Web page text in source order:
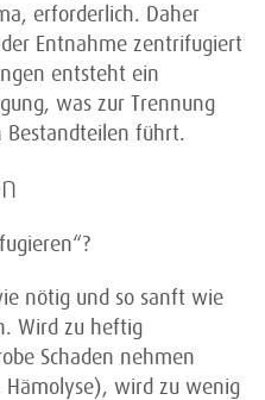
erforderlich. Daher
Entnahme zentrifugiert
entsteht ein
was zur Trennung
Bestandteilen führt.
nötig und so sanft wie
Wird zu heftig
Schaden nehmen
Hämolyse), wird zu wenig